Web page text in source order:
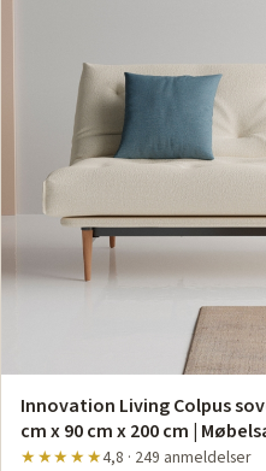
Innovation Living Colpus
cm x 90 cm x 200 cm |
★★★★★4,8 · 249 anmeldelser